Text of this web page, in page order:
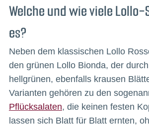
Welche und wie viele
es?
Neben dem klassischen Lollo
den grünen Lollo Bionda, der
hellgrünen, ebenfalls krausen
Varianten gehören zu den
Pflücksalaten, die keinen festen
lassen sich Blatt für Blatt ernten,